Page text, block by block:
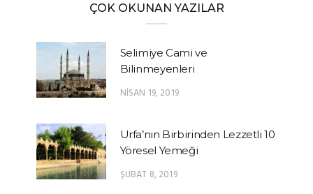
ÇOK OKUNAN YAZILAR
Selimiye Cami ve
Bilinmeyenleri
NISAN 19, 2019
Urfa’nın Birbirinden Lezzetli 10
Yöresel Yemeği
ŞUBAT 8, 2019